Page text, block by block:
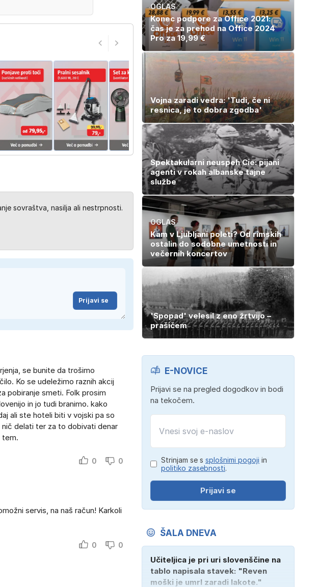
sovraštva, nasilja ali nestrpnosti.
Prijavi se
se bunite da trošimo
Ko se udeležimo raznih akcij
pobiranje smeti. Folk prosim
in jo tudi branimo. kako
ali ste hoteli biti v vojski pa so
delati ter za to dobivati denar
tem.
0 0
servis, na naš račun! Karkoli
0 0
OGLAS
Konec podpore za Office 2021:
čas je za prehod na Office 2024
Pro za 19,99 €
Vojna zaradi vedra: 'Tudi, če ni
resnica, je to dobra zgodba'
Spektakularni neuspeh Cie: pijani
agenti v rokah albanske tajne
službe
OGLAS
Kam v Ljubljani poleti? Od rimskih
ostalin do sodobne umetnosti in
večernih koncertov
'Spopad' velesil z eno žrtvijo –
prašičem
E-NOVICE
Prijavi se na pregled dogodkov in bodi
na tekočem.
Strinjam se s splošnimi pogoji in
politiko zasebnosti.
Prijavi se
ŠALA DNEVA
Učiteljica je pri uri slovenščine na
tablo napisala stavek: "Reven
moški je umrl zaradi lakote."